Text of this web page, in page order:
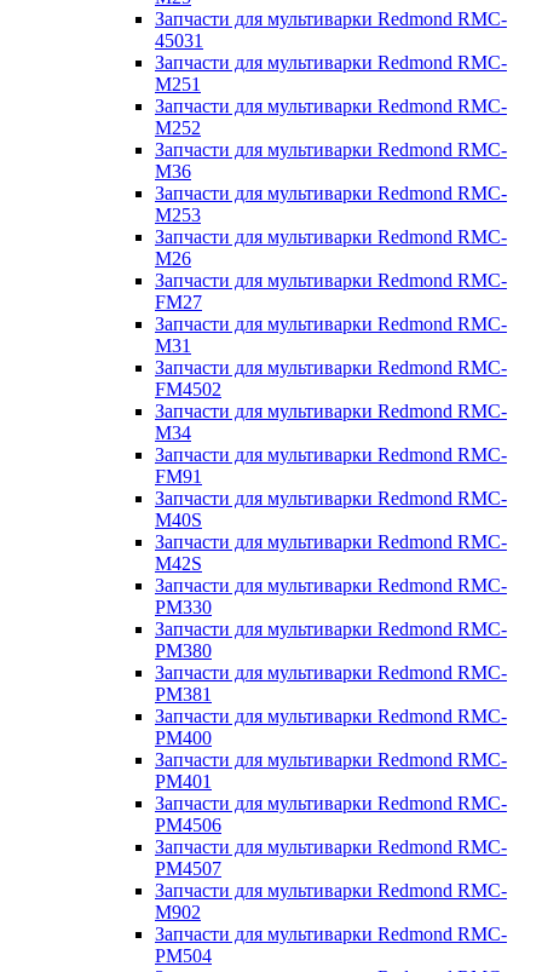
Запчасти для мультиварки Redmond RMC-
45031
Запчасти для мультиварки Redmond RMC-
M251
Запчасти для мультиварки Redmond RMC-
M252
Запчасти для мультиварки Redmond RMC-
M36
Запчасти для мультиварки Redmond RMC-
M253
Запчасти для мультиварки Redmond RMC-
M26
Запчасти для мультиварки Redmond RMC-
FM27
Запчасти для мультиварки Redmond RMC-
M31
Запчасти для мультиварки Redmond RMC-
FM4502
Запчасти для мультиварки Redmond RMC-
M34
Запчасти для мультиварки Redmond RMC-
FM91
Запчасти для мультиварки Redmond RMC-
M40S
Запчасти для мультиварки Redmond RMC-
M42S
Запчасти для мультиварки Redmond RMC-
PM330
Запчасти для мультиварки Redmond RMC-
PM380
Запчасти для мультиварки Redmond RMC-
PM381
Запчасти для мультиварки Redmond RMC-
PM400
Запчасти для мультиварки Redmond RMC-
PM401
Запчасти для мультиварки Redmond RMC-
PM4506
Запчасти для мультиварки Redmond RMC-
PM4507
Запчасти для мультиварки Redmond RMC-
M902
Запчасти для мультиварки Redmond RMC-
PM504